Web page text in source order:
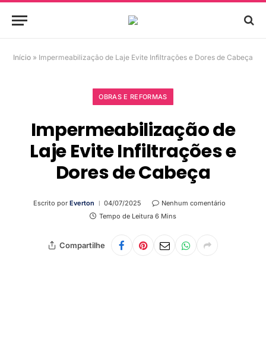
Início » Impermeabilização de Laje Evite Infiltrações e Dores de Cabeça
OBRAS E REFORMAS
Impermeabilização de
Laje Evite Infiltrações e
Dores de Cabeça
Escrito por Everton 04/07/2025
Nenhum comentário
Tempo de Leitura 6 Mins
Compartilhe